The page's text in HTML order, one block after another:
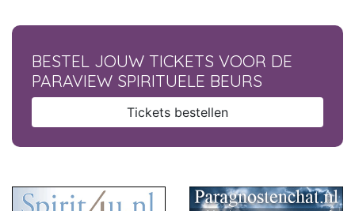
BESTEL JOUW TICKETS VOOR DE
PARAVIEW SPIRITUELE BEURS
Tickets bestellen